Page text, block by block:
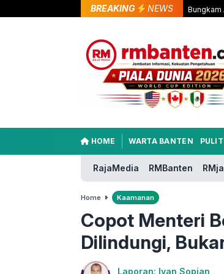
BREAKING NEWS Bungkam
HOME WARTA BANTEN
RajaMedia RMBanten
Home Kaamanan
Copot Menteri
Dilindungi,
Laporan: Iyan Sopian